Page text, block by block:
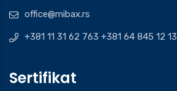
office@mibax.rs
+381 11 31 62 763 +381 64 845 12 13
Sertifikat